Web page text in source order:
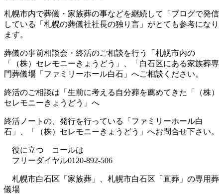
札幌市内で葬儀・家族葬の事などを継続して「ブログで発信
している「札幌の葬儀社社長の独り言」がとても参考になり
ます。
葬儀の事前相談会・終活のご相談を行う「札幌市内の
「（株）セレモニーきょうどう」、「白石区にある家族葬専
門葬儀場「ファミリーホール白石」へご相談ください。
終活のご相談は「生前に考える自分葬を薦めてきた「（株）
セレモニーきょうどう」へ
終活ノートの、発行を行っている「ファミリーホール白
石」、「（株）セレモニーきょうどう」へお問合せ下さい。
役に立つ コールは
フリーダイヤル0120-892-506
札幌市白石区「家族葬」、札幌市白石区「直葬」の専用葬
儀場